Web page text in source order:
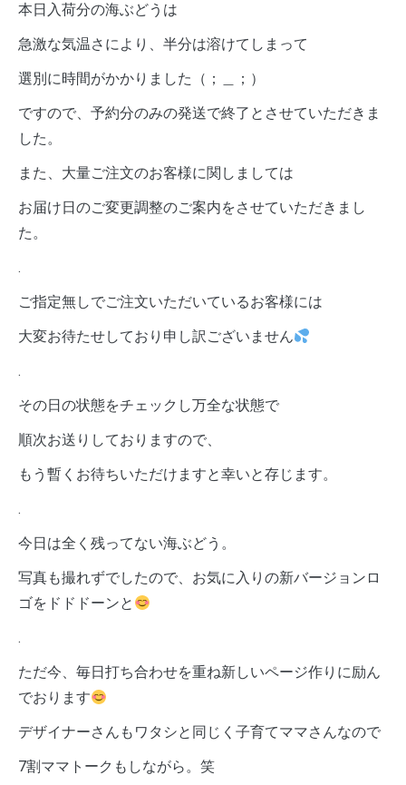
本日入荷分の海ぶどうは
急激な気温さにより、半分は溶けてしまって
選別に時間がかかりました（；＿；）
ですので、予約分のみの発送で終了とさせていただきま
した。
また、大量ご注文のお客様に関しましては
お届け日のご変更調整のご案内をさせていただきまし
た。
.
ご指定無しでご注文いただいているお客様には
大変お待たせしており申し訳ございません
.
その日の状態をチェックし万全な状態で
順次お送りしておりますので、
もう暫くお待ちいただけますと幸いと存じます。
.
今日は全く残ってない海ぶどう。
写真も撮れずでしたので、お気に入りの新バージョンロ
ゴをドドドーンと
.
ただ今、毎日打ち合わせを重ね新しいページ作りに励ん
でおります
デザイナーさんもワタシと同じく子育てママさんなので
7割ママトークもしながら。笑